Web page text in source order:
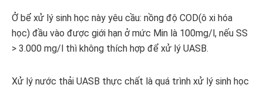
Ở bể xử lý sinh học này yêu cầu: nồng độ COD(ô xi hóa
học) đầu vào được giới hạn ở mức Min là 100mg/l, nếu SS
> 3.000 mg/l thì không thích hợp để xử lý UASB.
Xử lý nước thải UASB thực chất là quá trình xử lý sinh học